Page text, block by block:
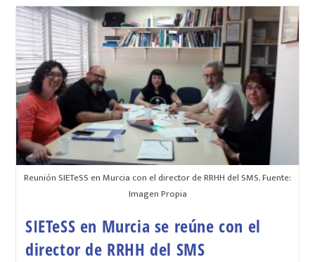
Reunión SIETeSS en Murcia con el director de RRHH del SMS. Fuente:
Imagen Propia
SIETeSS en Murcia se reúne con el
director de RRHH del SMS